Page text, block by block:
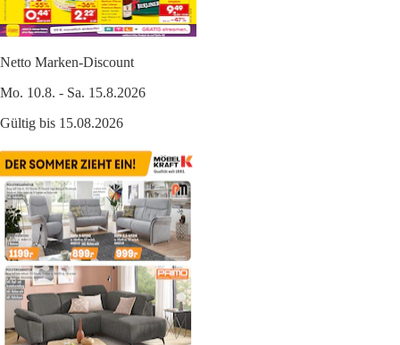
Netto Marken-Discount
Mo. 10.8. - Sa. 15.8.2026
Gültig bis 15.08.2026